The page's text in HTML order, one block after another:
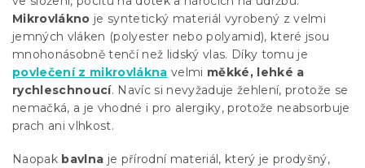
Mikrovlákno je syntetický materiál vyrobený z velmi
jemných vláken (polyester nebo polyamid), které jsou
mnohonásobně tenčí než lidský vlas. Díky tomu je
povlečení z mikrovlákna velmi měkké, lehké a
rychleschnoucí. Navíc si nevyžaduje žehlení, protože se
nemačká, a je vhodné i pro alergiky, protože neabsorbuje
prach ani vlhkost.
Naopak bavlna je přírodní materiál, který je prodyšný,